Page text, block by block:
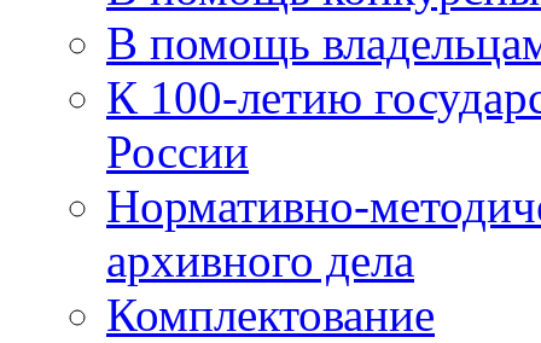
В помощь
К 100-летию
России
Нормативно-
архивного дела
Комплектование